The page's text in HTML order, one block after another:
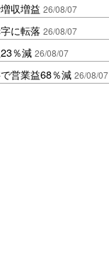
収増益 26/08/07
に転落 26/08/07
％減 26/08/07
営業益68％減 26/08/07